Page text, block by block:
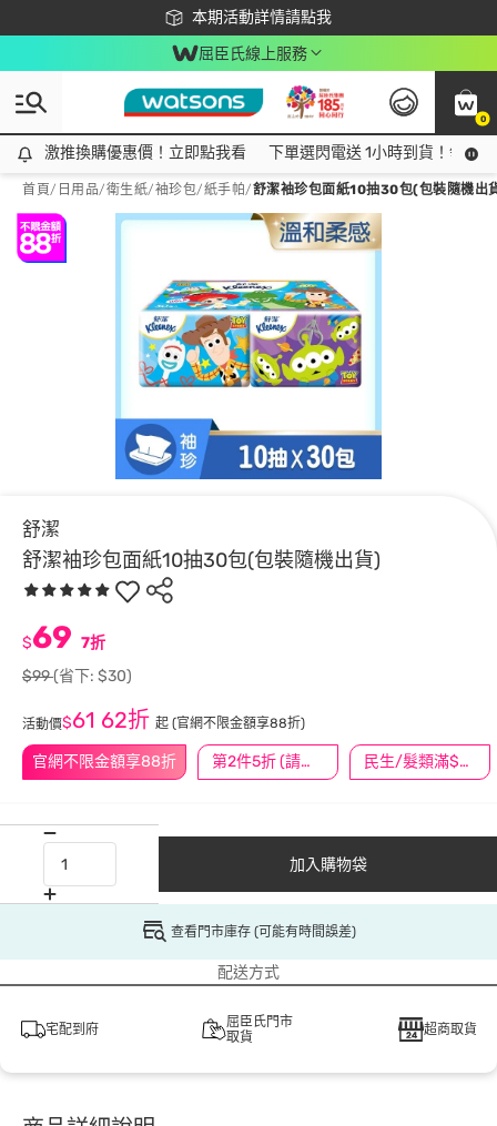
本期活動詳情請點我
下載app最高回饋$350
屈臣氏線上服務
0
激推換購優惠價！立即點我看
激推換購優惠價！立即點我看 下單選閃電送 1小時到貨！領神
首頁/ 日用品/衛生紙/袖珍包/紙手帕/舒潔袖珍包面紙10抽30包(包裝隨機出
舒潔
舒潔袖珍包面紙10抽30包(包裝隨機出貨)
官網不限金額享88折 第2件5折 (請任選2件商品) 民生/髮類滿$388送舒潔冰巾
$69 7折
$99(省下: $30)
活動價$61 62折 起 (官網不限金額享88折)
加入購物袋
查看門市庫存 (可能有時間誤差)
配送方式
宅配到府
屈臣氏門市
取貨
超商取貨